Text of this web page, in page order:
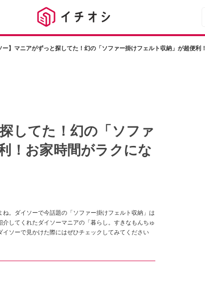
ー】マニアがずっと探してた！幻の「ソファー掛けフェルト収納」が超便利
してた！幻の「ソファ
！お家時間がラクにな
。ダイソーで今話題の「ソファー掛けフェルト収納」は
してくれたダイソーマニアの「暮らし。すきなもんちゅ
ソーで見かけた際にはぜひチェックしてみてください